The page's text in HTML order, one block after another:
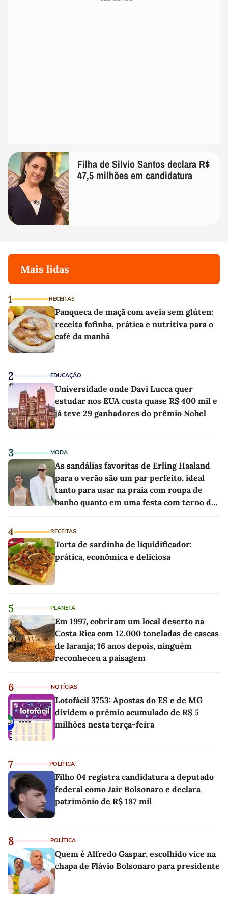
Filha de Silvio Santos declara R$
47,5 milhões em candidatura
Mais lidas
1 RECEITAS
Panqueca de maçã com aveia sem glúten:
receita fofinha, prática e nutritiva para o
café da manhã
2 EDUCAÇÃO
Universidade onde Davi Lucca quer
estudar nos EUA custa quase R$ 400 mil e
já teve 29 ganhadores do prêmio Nobel
3 MODA
As sandálias favoritas de Erling Haaland
para o verão são um par perfeito, ideal
tanto para usar na praia com roupa de
banho quanto em uma festa com terno de
4 RECEITAS
Torta de sardinha de liquidificador:
prática, econômica e deliciosa
5 PLANETA
Em 1997, cobriram um local deserto na
Costa Rica com 12.000 toneladas de cascas
de laranja; 16 anos depois, ninguém
reconheceu a paisagem
6 NOTÍCIAS
Lotofácil 3753: Apostas do ES e de MG
dividem o prêmio acumulado de R$ 5
milhões nesta terça-feira
7 POLÍTICA
Filho 04 registra candidatura a deputado
federal como Jair Bolsonaro e declara
patrimônio de R$ 187 mil
8 POLÍTICA
Quem é Alfredo Gaspar, escolhido vice na
chapa de Flávio Bolsonaro para presidente